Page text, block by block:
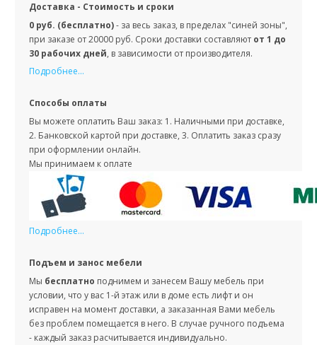
Доставка - Стоимость и сроки
0 руб. (бесплатно)- за весь заказ, в пределах "синей зоны",
при заказе от 20000 руб. Сроки доставки составляют от 1 до
30 рабочих дней, в зависимости от производителя.
Подробнее...
Способы оплаты
Вы можете оплатить Ваш заказ: 1. Наличными при доставке,
2. Банковской картой при доставке, 3. Оплатить заказ сразу
при оформлении онлайн.
Мы принимаем к оплате
Подробнее...
Подъем и занос мебели
Мы бесплатно поднимем и занесем Вашу мебель при
условии, что у вас 1-й этаж или в доме есть лифт и он
исправен на момент доставки, а заказанная Вами мебель
без проблем помещается в него. В случае ручного подъема
- каждый заказ расчитывается индивидуально.